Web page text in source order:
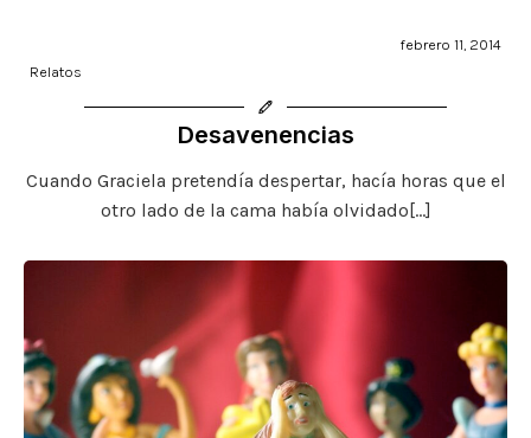
febrero 11, 2014
Relatos
Desavenencias
Cuando Graciela pretendía despertar, hacía horas que el
otro lado de la cama había olvidado[…]